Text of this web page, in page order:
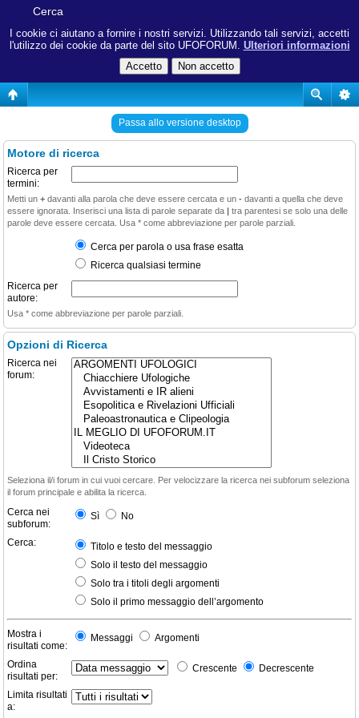
I cookie ci aiutano a fornire i nostri servizi. Utilizzando tali servizi, accetti
l'utilizzo dei cookie da parte del sito UFOFORUM. Ulteriori informazioni
Cerca
Passa allo versione desktop
Motore di ricerca
Ricerca per
termini:
Metti un + davanti alla parola che deve essere cercata e un - davanti a quella che deve
essere ignorata. Inserisci una lista di parole separate da | tra parentesi se solo una delle
parole deve essere cercata. Usa * come abbreviazione per parole parziali.
Cerca per parola o usa frase esatta
Ricerca qualsiasi termine
Ricerca per
autore:
Usa * come abbreviazione per parole parziali.
Opzioni di Ricerca
Ricerca nei
forum:
Seleziona il/i forum in cui vuoi cercare. Per velocizzare la ricerca nei subforum seleziona
il forum principale e abilita la ricerca.
Cerca nei
subforum:
Sì No
Cerca:
Titolo e testo del messaggio
Solo il testo del messaggio
Solo tra i titoli degli argomenti
Solo il primo messaggio dell’argomento
Mostra i
risultati come:
Messaggi Argomenti
Ordina
risultati per:
Crescente Decrescente
Limita risultati
a: